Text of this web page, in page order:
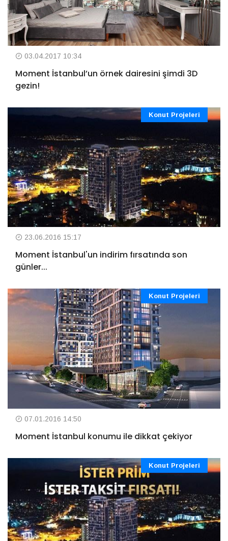
03.04.2017 10:34
Moment İstanbul’un örnek dairesini şimdi 3D
gezin!
Konut Projeleri
23.06.2016 15:17
Moment İstanbul'un indirim fırsatında son
günler...
Konut Projeleri
07.01.2016 14:50
Moment İstanbul konumu ile dikkat çekiyor
Konut Projeleri